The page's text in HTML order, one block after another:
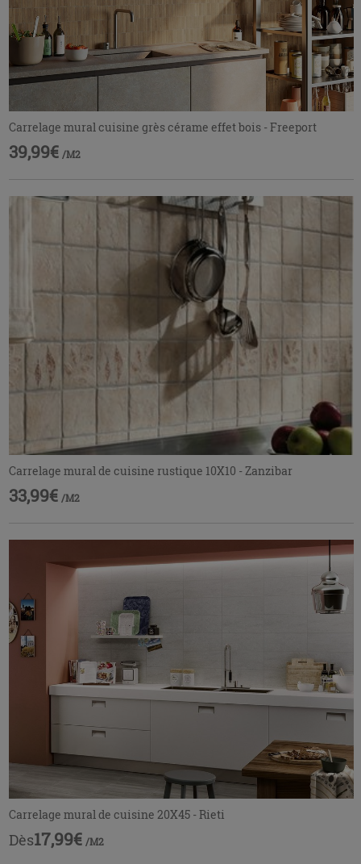
Carrelage mural cuisine grès cérame effet bois - Freeport
39,99€ /M2
Carrelage mural de cuisine rustique 10X10 - Zanzibar
33,99€ /M2
Carrelage mural de cuisine 20X45 - Rieti
Dès17,99€ /M2